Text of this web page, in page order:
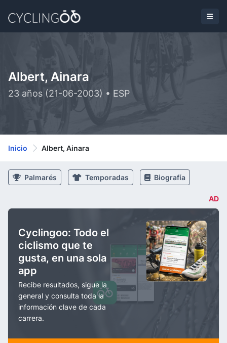
Albert, Ainara
23 años (21-06-2003) • ESP
Inicio Albert, Ainara
Palmarés Temporadas Biografía
AD
Cyclingoo: Todo el
ciclismo que te
gusta, en una sola
app
Recibe resultados, sigue la
general y consulta toda la
información clave de cada
carrera.